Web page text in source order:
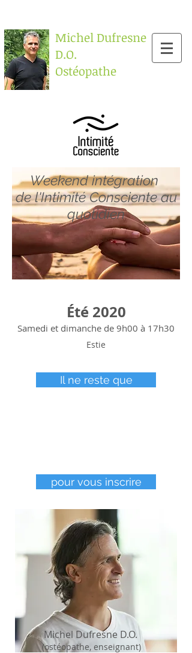
Michel Dufresne
D.O.
Ostéopathe
Weekend intégration
de l'Intimité Consciente au
quotidien
Été 2020
Samedi et dimanche de 9h00 à 17h30
Estie
Il ne reste que
pour vous inscrire
Michel Dufresne D.O.
(ostéopathe, enseignant)